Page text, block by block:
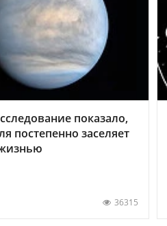
показало,
постепенно заселяет
36315